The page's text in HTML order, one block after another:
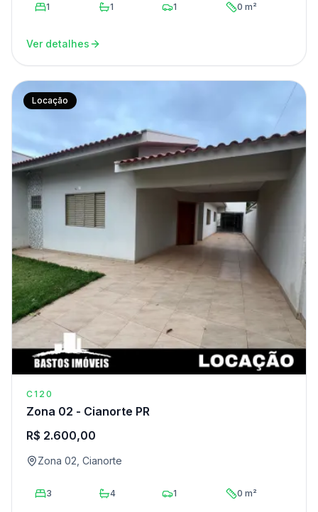
1 1 1 0 m²
Ver detalhes
Locação
C120
Zona 02 - Cianorte PR
R$ 2.600,00
Zona 02, Cianorte
3 4 1 0 m²